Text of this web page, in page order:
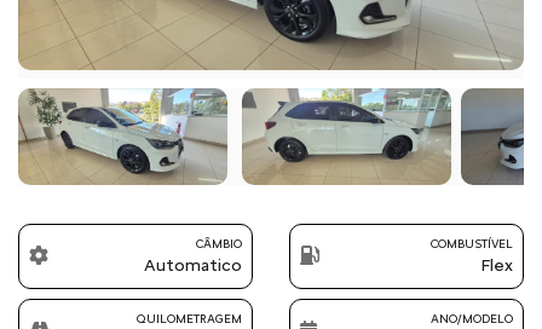
CÂMBIO
Automatico
COMBUSTÍVEL
Flex
QUILOMETRAGEM ANO/MODELO